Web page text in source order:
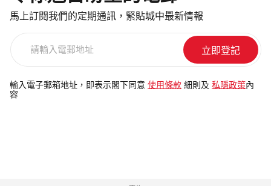
馬上訂閱我們的定期通訊，緊貼城中最新情報
電
郵
輸入電子郵箱地址，即表示閣下同意 使用條款 細則及 私隱政策 內
容